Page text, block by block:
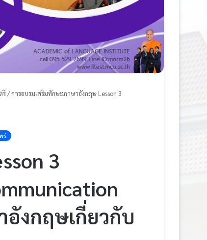
รี/การอบรมเสริมทักษะภาษาอังกฤษ Lesson 3
ร่
3
อังกฤษเกี่ยวกับ